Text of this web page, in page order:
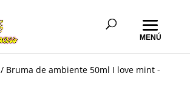
/ Bruma de ambiente 50ml I love mint -